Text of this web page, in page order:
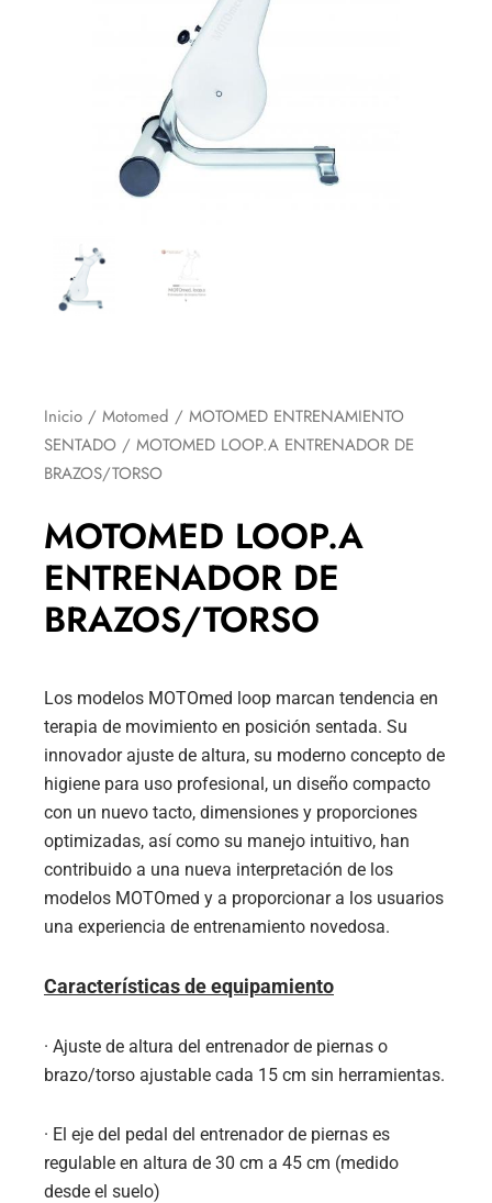
Inicio / Motomed / MOTOMED ENTRENAMIENTO
SENTADO / MOTOMED LOOP.A ENTRENADOR DE
BRAZOS/TORSO
MOTOMED LOOP.A
ENTRENADOR DE
BRAZOS/TORSO
Los modelos MOTOmed loop marcan tendencia en
terapia de movimiento en posición sentada. Su
innovador ajuste de altura, su moderno concepto de
higiene para uso profesional, un diseño compacto
con un nuevo tacto, dimensiones y proporciones
optimizadas, así como su manejo intuitivo, han
contribuido a una nueva interpretación de los
modelos MOTOmed y a proporcionar a los usuarios
una experiencia de entrenamiento novedosa.
Características de equipamiento
· Ajuste de altura del entrenador de piernas o
brazo/torso ajustable cada 15 cm sin herramientas.
· El eje del pedal del entrenador de piernas es
regulable en altura de 30 cm a 45 cm (medido
desde el suelo)